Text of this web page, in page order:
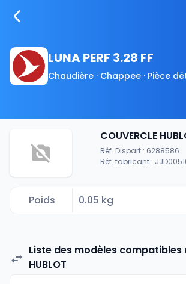
LUNA PERF 3.28 FF
Chaudière · Chappee · Pièce
COUVERCLE
Réf. Dispart : 6288586
Réf. fabricant :
Poids 0.05 kg
Liste des modèles compatibles
HUBLOT